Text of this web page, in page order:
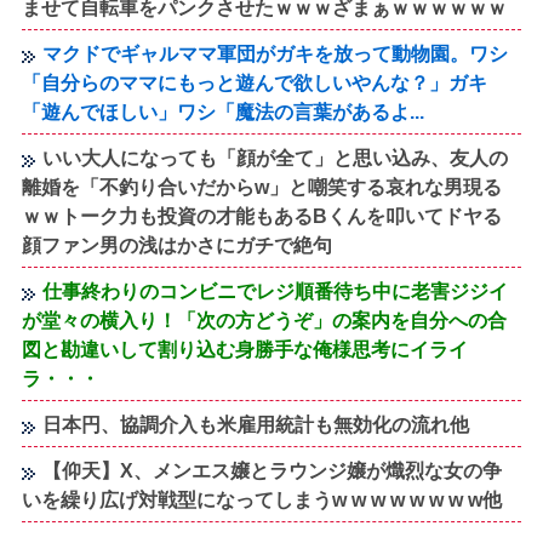
ませて自転車をパンクさせたｗｗｗざまぁｗｗｗｗｗｗ
マクドでギャルママ軍団がガキを放って動物園。ワシ
「自分らのママにもっと遊んで欲しいやんな？」ガキ
「遊んでほしい」ワシ「魔法の言葉があるよ...
いい大人になっても「顔が全て」と思い込み、友人の
離婚を「不釣り合いだからw」と嘲笑する哀れな男現る
ｗｗトーク力も投資の才能もあるBくんを叩いてドヤる
顔ファン男の浅はかさにガチで絶句
仕事終わりのコンビニでレジ順番待ち中に老害ジジイ
が堂々の横入り！「次の方どうぞ」の案内を自分への合
図と勘違いして割り込む身勝手な俺様思考にイライ
ラ・・・
日本円、協調介入も米雇用統計も無効化の流れ他
【仰天】X、メンエス嬢とラウンジ嬢が熾烈な女の争
いを繰り広げ対戦型になってしまうw w w w w w w w他